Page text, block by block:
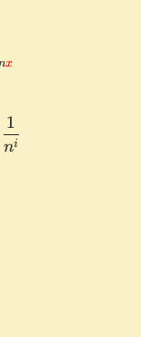
x
ni
1